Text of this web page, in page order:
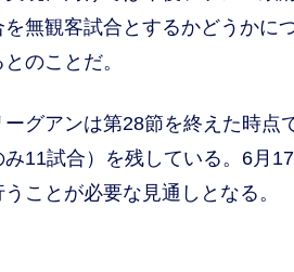
を無観客試合とするかどうかに
のことだ。
グアンは第28節を終えた時点
み11試合）を残している。6月
ことが必要な見通しとなる。